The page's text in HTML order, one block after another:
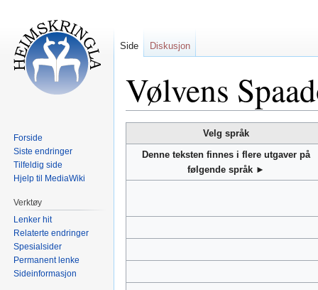
Vølvens
til
navigering
til
Velg språk
Denne teksten finnes i flere utgaver på
følgende språk ►
Side Diskusjon
Forside
Siste endringer
Tilfeldig side
Hjelp til MediaWiki
Verktøy
Lenker hit
Relaterte endringer
Spesialsider
Permanent lenke
Sideinformasjon